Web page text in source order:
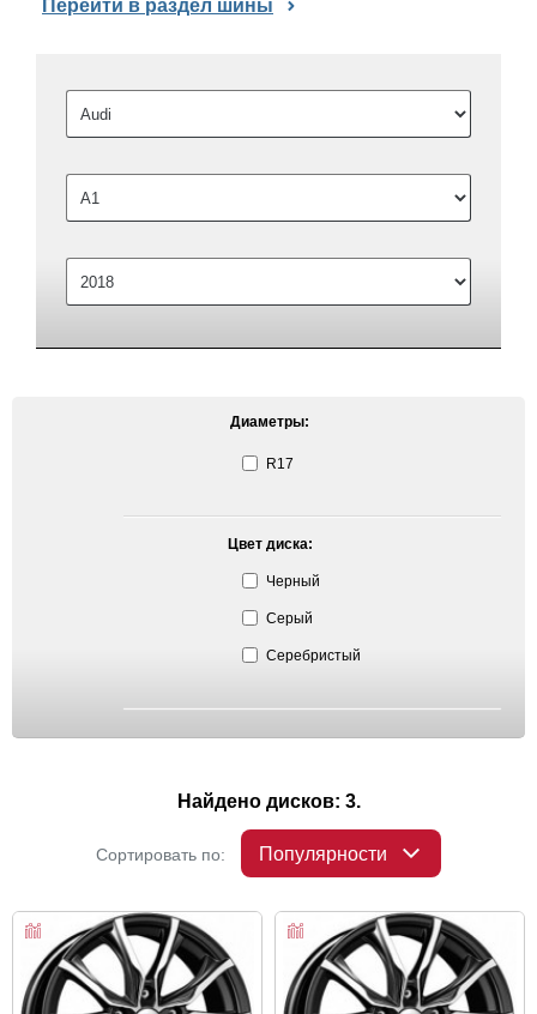
Перейти в раздел шины
Диаметры:
R17
Цвет диска:
Черный
Серый
Серебристый
Найдено дисков: 3.
Сортировать по: Популярности